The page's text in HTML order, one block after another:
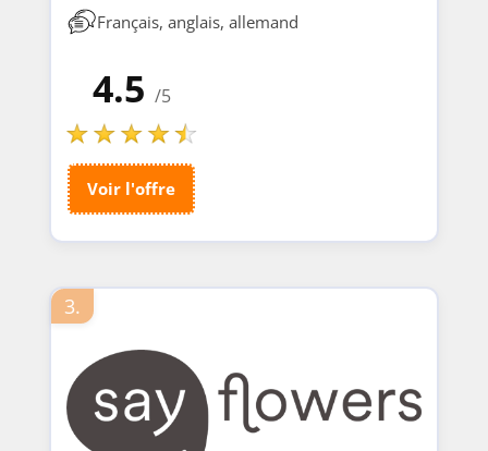
Français, anglais, allemand
4.5 /5
Voir l'offre
3.